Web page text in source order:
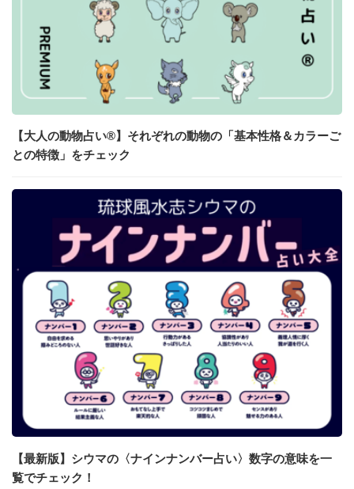
【大人の動物占い®】それぞれの動物の「基本性格＆カラーご
との特徴」をチェック
【最新版】シウマの〈ナインナンバー占い〉数字の意味を一
覧でチェック！